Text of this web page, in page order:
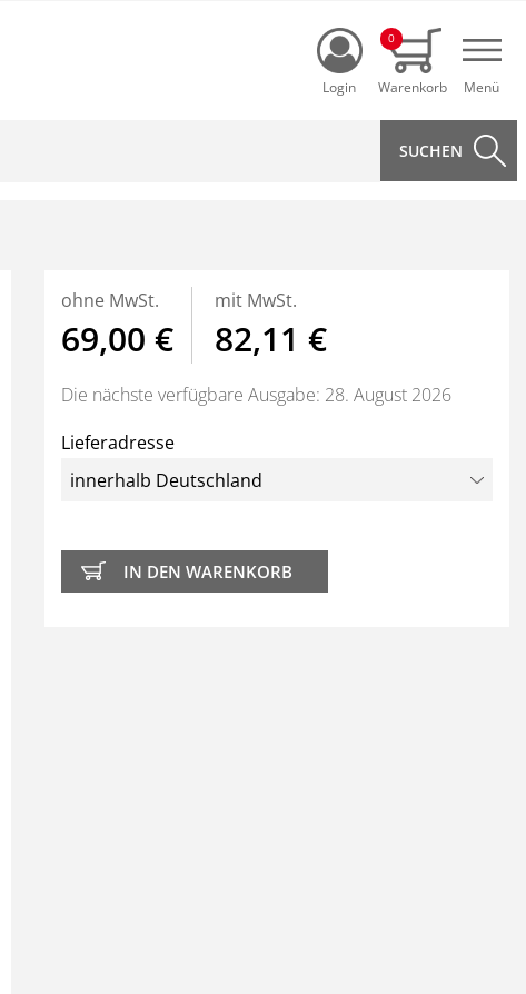
Login
0
ohne MwSt.
69,00 €
mit MwSt.
82,11 €
Die nächste verfügbare Ausgabe: 28. August 2026
Lieferadresse